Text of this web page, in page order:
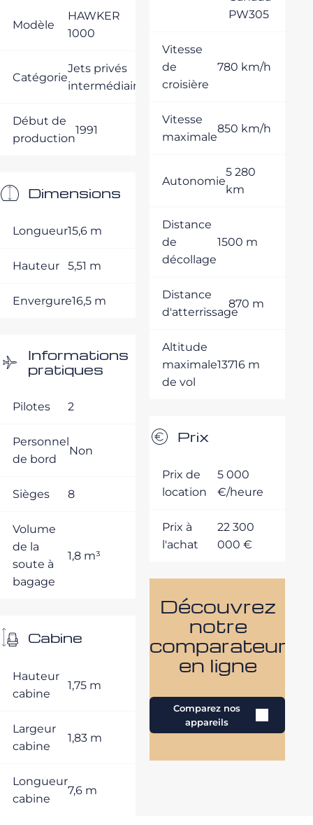
Modèle
HAWKER
1000
Catégorie
Jets privés
intermédiaires
Début de
production
1991
Dimensions
Longueur15,6 m
Hauteur 5,51 m
Envergure16,5 m
Informations
pratiques
Pilotes 2
Personnel
de bord
Non
Sièges 8
Volume
de la
soute à
bagage
1,8 m³
Cabine
Hauteur
cabine
1,75 m
Largeur
cabine
1,83 m
Longueur
cabine
7,6 m
PW305
Vitesse
de
croisière
780 km/h
Vitesse
maximale
850 km/h
Autonomie
5 280
km
Distance
de
décollage
1500 m
Distance
d'atterrissage
870 m
Altitude
maximale
de vol
13716 m
Prix
Prix de
location
5 000
€/heure
Prix à
l'achat
22 300
000 €
Découvrez
notre
comparateur
en ligne
Comparez nos
appareils